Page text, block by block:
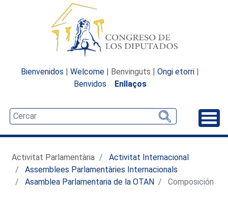
Bienvenidos | Welcome | Benvinguts | Ongi etorri |
Benvidos
Enllaços
Activitat Parlamentària
Activitat Internacional
Assemblees Parlamentàries Internacionals
Asamblea Parlamentaria de la OTAN
Composición